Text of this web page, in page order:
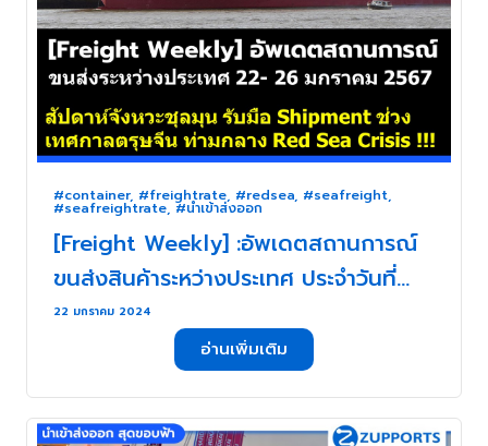
#container, #freightrate, #redsea, #seafreight,
#seafreightrate, #นำเข้าส่งออก
[Freight Weekly] :อัพเดตสถานการณ์
ขนส่งสินค้าระหว่างประเทศ ประจำวันที่
22- 26 มกราคม 2567 กับ ZUPPORTS
!!! สัปดาห์จังหวะชุลมุน รับมือ Shipment
Crisis !!! . . .
22 มกราคม 2024
อ่านเพิ่มเติม